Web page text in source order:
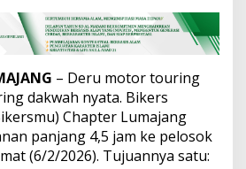
– Deru motor touring
dakwah nyata. Bikers
Chapter Lumajang
panjang 4,5 jam ke pelosok
(6/2/2026). Tujuannya satu: